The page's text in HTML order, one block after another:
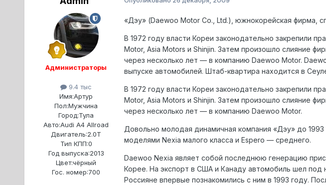
Администраторы
9.4 тыс
Имя:Артур
Пол:Мужчина
Город:Тула
Авто:Audi A4 Allroad
Двигатель:2.0T
Тип КПП:0
Год выпуска:2013
Цвет:чёрный
Гос. номер:700
«Дэу» (Daewoo Motor Co., Ltd.), южнокорейская фирма,
В 1972 году власти Кореи законодательно закрепили
Motor, Asia Motors и Shinjin. Затем произошло слияние
через несколько лет — в компанию Daewoo Motor.
выпуске автомобилей. Штаб-квартира находится в
В 1972 году власти Кореи законодательно закрепили
Motor, Asia Motors и Shinjin. Затем произошло слияние
через несколько лет — в компанию Daewoo Motor.
Довольно молодая динамичная компания «Дэу» до 1993
моделями Nexia малого класса и Espero — среднего.
Daewoo Nexia являет собой последнюю генерацию
Корее. На экспорт в США и Канаду автомобиль шел под
Россияне впервые познакомились с ним в 1993 году.